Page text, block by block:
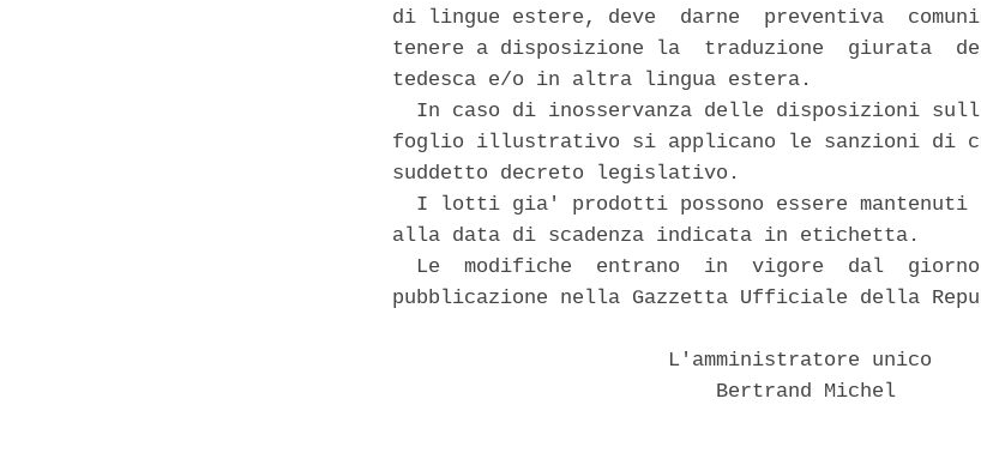
di lingue estere, deve  darne  preventiva
tenere a disposizione la  traduzione  giurata
tedesca e/o in altra lingua estera.
In caso di inosservanza delle disposizioni
foglio illustrativo si applicano le sanzioni
suddetto decreto legislativo.
I lotti gia' prodotti possono essere mantenuti
alla data di scadenza indicata in etichetta.
Le  modifiche  entrano  in  vigore  dal
pubblicazione nella Gazzetta Ufficiale della
                       L'amministratore unico
                           Bertrand Michel